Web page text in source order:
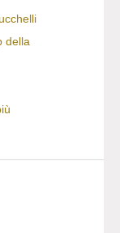
della